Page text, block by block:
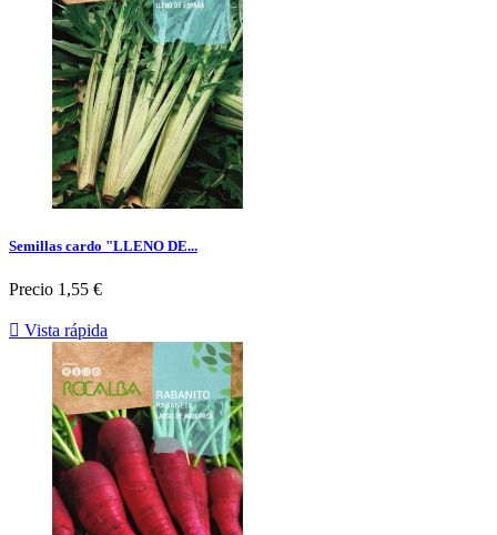
Semillas cardo "LLENO DE...
Precio 1,55 €
 Vista rápida